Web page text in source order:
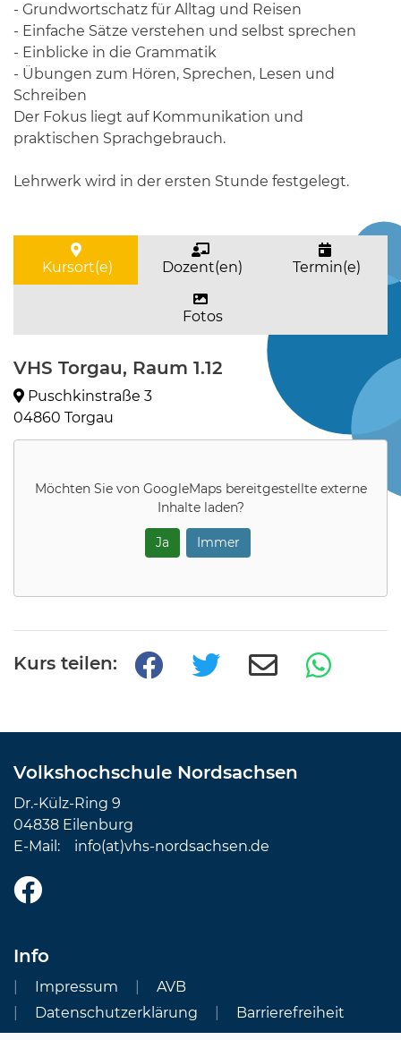
- Grundwortschatz für Alltag und Reisen
- Einfache Sätze verstehen und selbst sprechen
- Einblicke in die Grammatik
- Übungen zum Hören, Sprechen, Lesen und
Schreiben
Der Fokus liegt auf Kommunikation und
praktischen Sprachgebrauch.
Lehrwerk wird in der ersten Stunde festgelegt.
Kursort(e) Dozent(en) Termin(e)
Fotos
VHS Torgau, Raum 1.12
Puschkinstraße 3
04860 Torgau
Möchten Sie von GoogleMapsbereitgestellte externe
Inhalte laden?
Ja Immer
Kurs teilen:
Volkshochschule Nordsachsen
Dr.-Külz-Ring 9
04838 Eilenburg
E-Mail: info(at)vhs-nordsachsen.de
Info
Impressum
AVB
Datenschutzerklärung
Barrierefreiheit